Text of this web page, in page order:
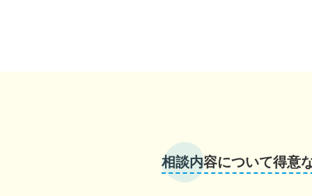
相談内容について得意